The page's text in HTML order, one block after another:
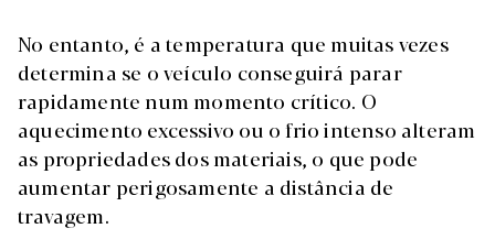
No entanto, é a temperatura que muitas vezes
determina se o veículo conseguirá parar
rapidamente num momento crítico. O
aquecimento excessivo ou o frio intenso alteram
as propriedades dos materiais, o que pode
aumentar perigosamente a distância de
travagem.